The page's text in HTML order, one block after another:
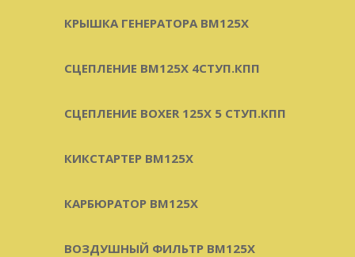
КРЫШКА ГЕНЕРАТОРА BM125X
СЦЕПЛЕНИЕ BM125X 4СТУП.КПП
СЦЕПЛЕНИЕ BOXER 125X 5 СТУП.КПП
КИКСТАРТЕР BM125X
КАРБЮРАТОР BM125X
ВОЗДУШНЫЙ ФИЛЬТР BM125X